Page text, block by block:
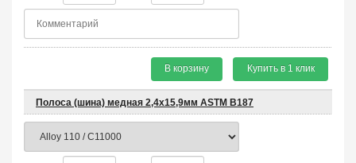
В корзину Купить в 1 клик
Полоса (шина) медная 2,4х15,9мм ASTM B187